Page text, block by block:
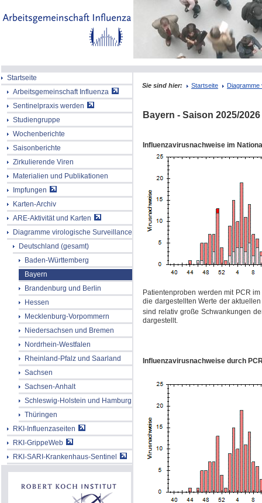
Startseite
Arbeitsgemeinschaft Influenza
Sentinelpraxis werden
Studiengruppe
Wochenberichte
Saisonberichte
Zirkulierende Viren
Materialien und Publikationen
Impfungen
Karten-Archiv
ARE-Aktivität und Karten
Diagramme virologische Surveillance
Deutschland (gesamt)
Baden-Württemberg
Bayern
Brandenburg und Berlin
Hessen
Mecklenburg-Vorpommern
Niedersachsen und Bremen
Nordrhein-Westfalen
Rheinland-Pfalz und Saarland
Sachsen
Sachsen-Anhalt
Schleswig-Holstein und Hamburg
Thüringen
RKI-Influenzaseiten
RKI-GrippeWeb
RKI-SARI-Krankenhaus-Sentinel
Sie sind hier: Startseite Diagramme
Bayern - Saison 2025/2026
Influenzavirusnachweise im
Patientenproben werden mit PCR
die dargestellten Werte der
sind relativ große Schwankungen
dargestellt.
Influenzavirusnachweise durch